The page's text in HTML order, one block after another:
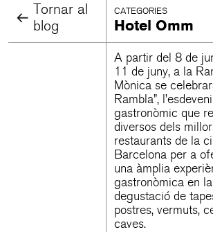
Tornar al
blog
CATEGORIES
Hotel Omm
A partir del 8 de
11 de juny, a la
Mònica se
Rambla”,
gastronòmic que
diversos dels
restaurants de la
Barcelona per a
una àmplia
gastronòmica en
degustació de
postres, vermuts,
caves.